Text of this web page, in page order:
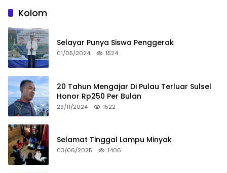
Kolom
Selayar Punya Siswa Penggerak
01/05/2024 1524
20 Tahun Mengajar Di Pulau Terluar Sulsel
Honor Rp250 Per Bulan
29/11/2024 1522
Selamat Tinggal Lampu Minyak
03/06/2025 1406